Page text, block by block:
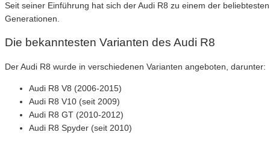
Seit seiner Einführung hat sich der Audi R8 zu einem der
Generationen.
Die bekanntesten Varianten des Audi R8
Der Audi R8 wurde in verschiedenen Varianten angeboten, darunter:
Audi R8 V8 (2006-2015)
Audi R8 V10 (seit 2009)
Audi R8 GT (2010-2012)
Audi R8 Spyder (seit 2010)